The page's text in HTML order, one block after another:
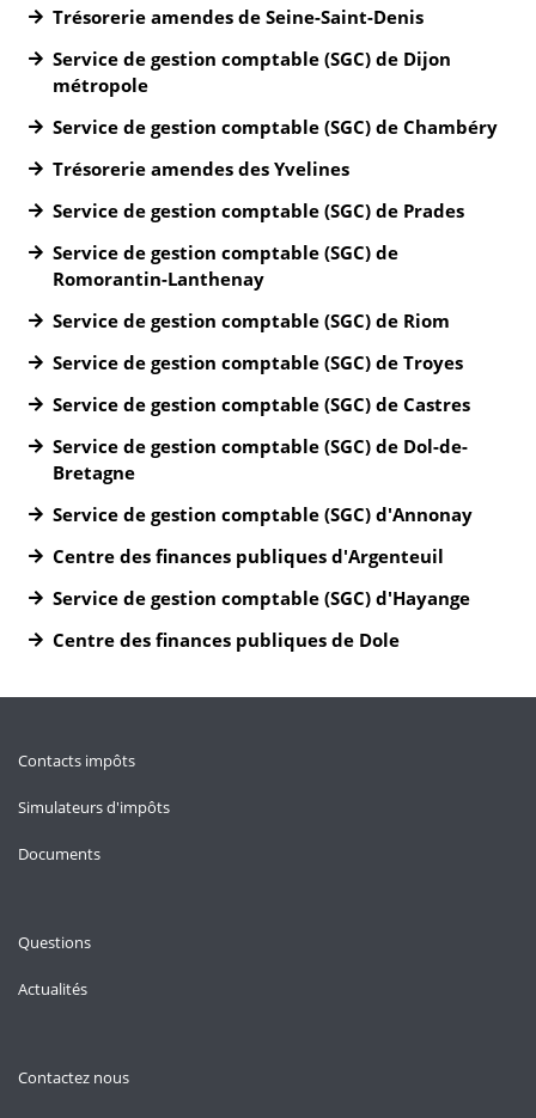
Trésorerie amendes de Seine-Saint-Denis
Service de gestion comptable (SGC) de Dijon
métropole
Service de gestion comptable (SGC) de Chambéry
Trésorerie amendes des Yvelines
Service de gestion comptable (SGC) de Prades
Service de gestion comptable (SGC) de
Romorantin-Lanthenay
Service de gestion comptable (SGC) de Riom
Service de gestion comptable (SGC) de Troyes
Service de gestion comptable (SGC) de Castres
Service de gestion comptable (SGC) de Dol-de-
Bretagne
Service de gestion comptable (SGC) d'Annonay
Centre des finances publiques d'Argenteuil
Service de gestion comptable (SGC) d'Hayange
Centre des finances publiques de Dole
Contacts impôts
Simulateurs d'impôts
Documents
Questions
Actualités
Contactez nous